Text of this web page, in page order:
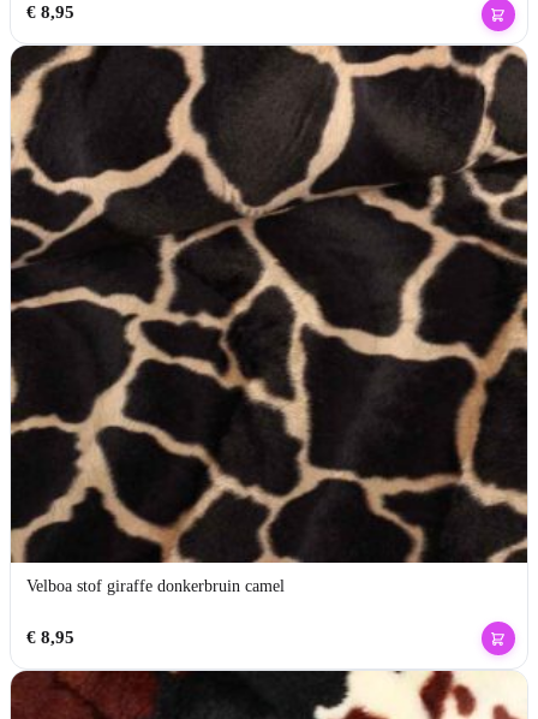
€8,95
Velboa stof giraffe donkerbruin camel
€8,95